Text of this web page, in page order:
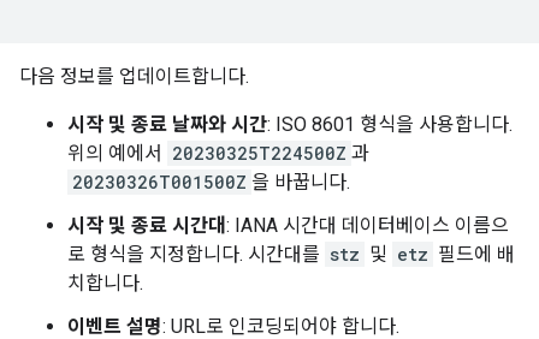
다음 정보를 업데이트합니다.
시작 및 종료 날짜와 시간: ISO 8601 형식을 사용합니다.
위의 예에서
20230325T224500Z 과
20230326T001500Z 을 바꿉니다.
시작 및 종료 시간대: IANA 시간대 데이터베이스 이름으
로 형식을 지정합니다. 시간대를 stz 및 etz 필드에 배
치합니다.
이벤트 설명: URL로 인코딩되어야 합니다.